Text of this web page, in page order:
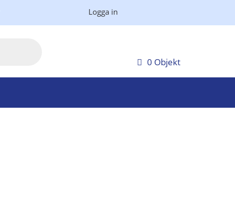
Logga in
0 Objekt